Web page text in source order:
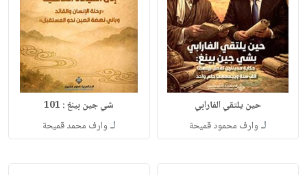
حين يلتقي الفارابي
لـ وارف محمود قميحة
شي جين بينغ : 101
لـ وارف محمد قميحة